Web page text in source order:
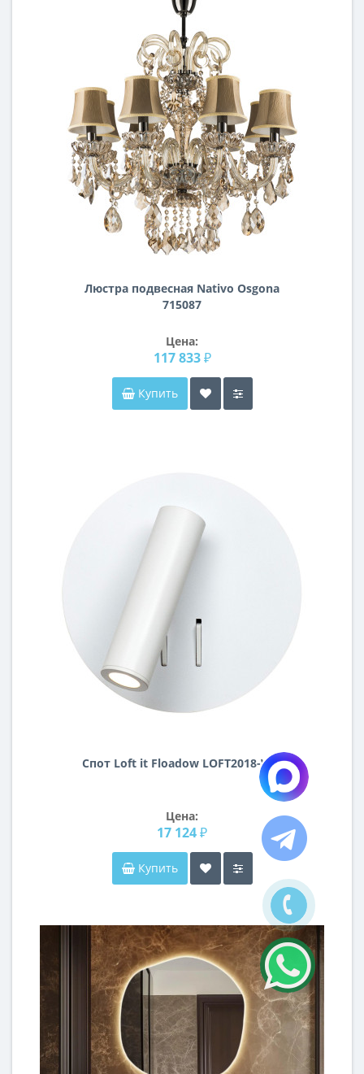
Люстра подвесная Nativo Osgona
715087
Цена:
117 833 ₽
Купить
Спот Loft it Floadow LOFT2018-WH
Цена:
17 124 ₽
Купить